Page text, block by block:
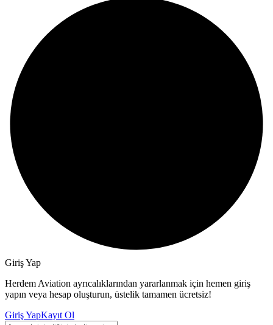
Giriş Yap
Herdem Aviation ayrıcalıklarından yararlanmak için hemen giriş
yapın veya hesap oluşturun, üstelik tamamen ücretsiz!
Giriş YapKayıt Ol